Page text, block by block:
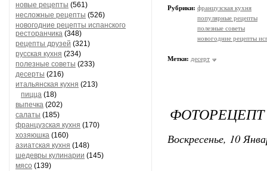
новые рецепты (561)
несложные рецепты (526)
новогодние рецепты испанского
ресторанчика (348)
рецепты друзей (321)
русская кухня (234)
полезные советы (233)
десерты (216)
итальянская кухня (213)
пицца (18)
выпечка (202)
салаты (185)
французская кухня (170)
хозяюшка (160)
азиатская кухня (148)
шедевры кулинарии (145)
мясо (139)
Рубрики: французская кухня
популярные рецепты
полезные советы
новогодние рецепты
Метки: десерт
Воскресенье, 10